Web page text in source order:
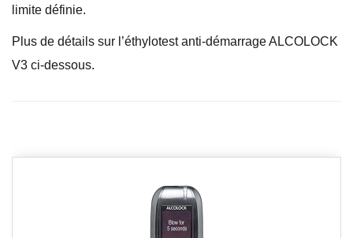
limite définie.
Plus de détails sur l’éthylotest anti-démarrage ALCOLOCK
V3 ci-dessous.